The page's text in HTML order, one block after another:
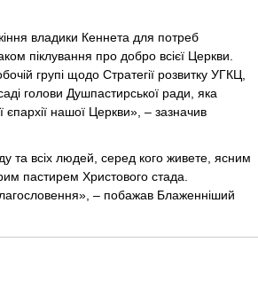
владики Кеннета для потреб
піклування про добро всієї Церкви.
групі щодо Стратегії розвитку УГКЦ,
голови Душпастирської ради, яка
єпархії нашої Церкви», – зазначив
та всіх людей, серед кого живете, ясним
пастирем Христового стада.
– побажав Блаженніший